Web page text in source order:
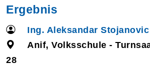
Ergebnis
Ing. Aleksandar Stojanovic
Anif, Volksschule -
28